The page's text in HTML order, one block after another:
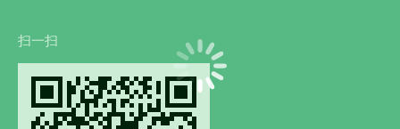
扫一扫